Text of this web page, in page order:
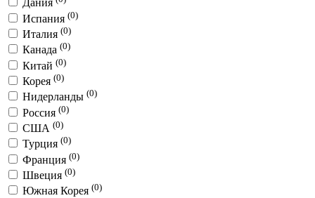
Дания
Испания (0)
Италия (0)
Канада (0)
Китай (0)
Корея (0)
Нидерланды (0)
Россия (0)
США (0)
Турция (0)
Франция (0)
Швеция (0)
Южная Корея (0)